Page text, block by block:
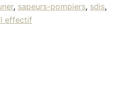
, sapeurs-pompiers, sdis,
effectif